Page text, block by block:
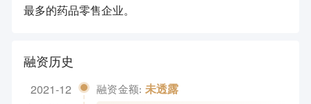
最多的药品零售企业。
融资历史
2021-12 融资金额: 未透露